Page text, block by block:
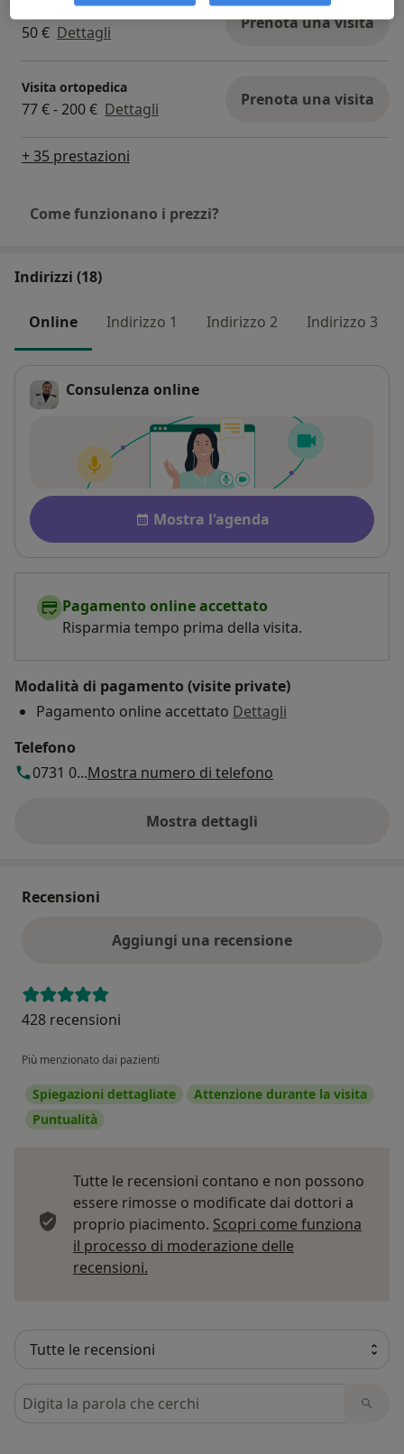
Medicazione
50 € Dettagli Prenota una visita
Visita ortopedica
77 € - 200 € Dettagli Prenota una visita
+ 35 prestazioni
Come funzionano i prezzi?
Indirizzi (18)
Online Indirizzo 1 Indirizzo 2 Indirizzo 3
Consulenza online
Disponibilità
Mostra l'agenda
Pagamento online accettato
Risparmia tempo prima della visita.
Modalità di pagamento (visite private)
Pagamento online accettato Dettagli
Telefono
0731 0...Mostra numero di telefono
Mostra dettagli
sull'indirizzo
Recensioni
Aggiungi una recensione
428 recensioni
Più menzionato dai pazienti
Spiegazioni dettagliate
Attenzione durante la visita
Puntualità
Tutte le recensioni contano e non possono
essere rimosse o modificate dai dottori a
proprio piacimento. Scopri come funziona
il processo di moderazione delle
recensioni.
Cerca nelle recensioni